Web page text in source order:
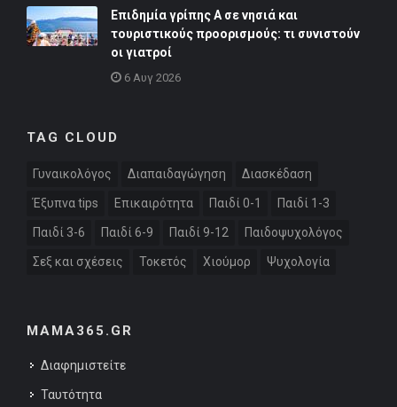
Επιδημία γρίπης Α σε νησιά και
τουριστικούς προορισμούς: τι συνιστούν
οι γιατροί
6 Αυγ 2026
TAG CLOUD
Γυναικολόγος Διαπαιδαγώγηση Διασκέδαση
Έξυπνα tips Επικαιρότητα Παιδί 0-1 Παιδί 1-3
Παιδί 3-6 Παιδί 6-9 Παιδί 9-12 Παιδοψυχολόγος
Σεξ και σχέσεις Τοκετός Χιούμορ Ψυχολογία
MAMA365.GR
Διαφημιστείτε
Ταυτότητα